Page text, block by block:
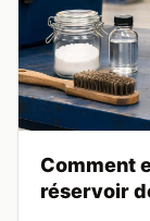
Comment
réservoir